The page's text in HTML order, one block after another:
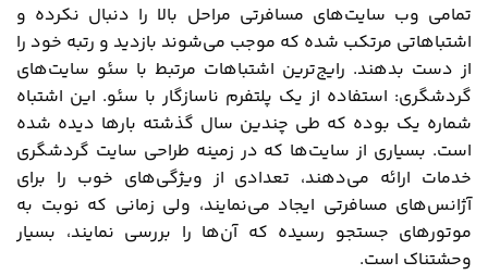
تمامی وب سایت‌های مسافرتی مراحل بالا را دنبال نکرده و
اشتباهاتی مرتکب شده که موجب می‌شوند بازدید و رتبه خود را
از دست بدهند. رایج‌ترین اشتباهات مرتبط با سئو سایت‌های
گردشگری: استفاده از یک پلتفرم ناسازگار با سئو. این اشتباه
شماره یک بوده که طی چندین سال گذشته بارها دیده شده
است. بسیاری از سایت‌ها که در زمینه طراحی سایت گردشگری
خدمات ارائه می‌دهند، تعدادی از ویژگی‌های خوب را برای
آژانس‌های مسافرتی ایجاد می‌نمایند، ولی زمانی که نوبت به
موتورهای جستجو رسیده که آن‌ها را بررسی نمایند، بسیار
وحشتناک است.